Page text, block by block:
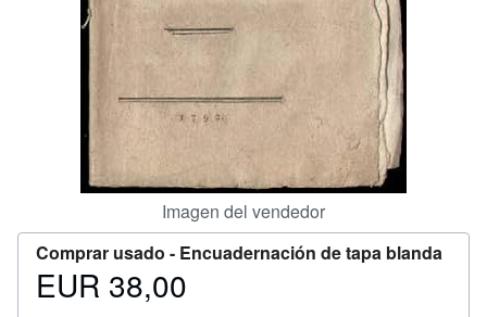
Imagen del vendedor
Comprar usado - Encuadernación de tapa blanda
Precio
EUR 38,00